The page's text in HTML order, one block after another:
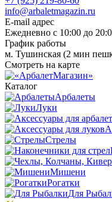
info@arbaletmagazin.ru
E-mail адрес
Ежедневно с 10:00 до
График работы
м. Тушинская (2 мин
Смотреть на карте
Каталог
Арбалеты
Луки
Стрелы
Мишени
Рогатки
Для